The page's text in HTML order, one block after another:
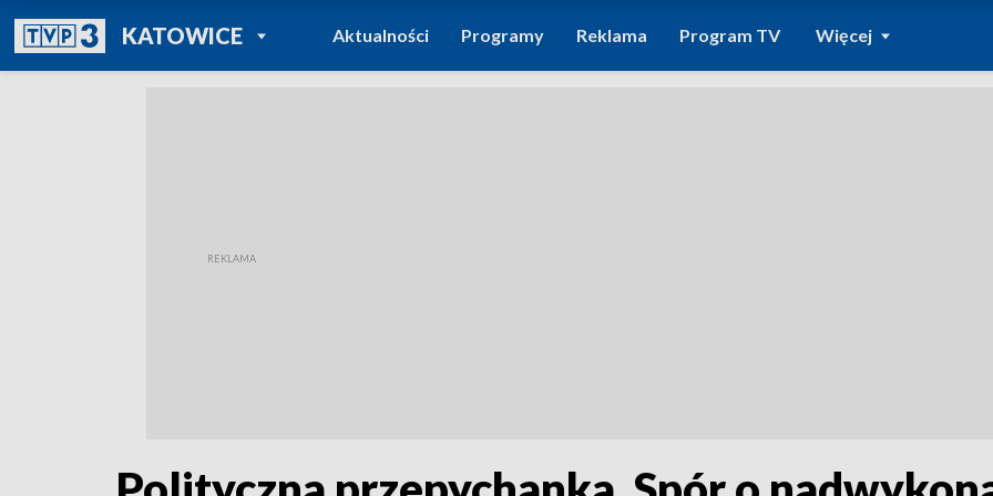
KATOWICEPOWRÓT DO
TVP REGIONY
Aktualności Programy Reklama Program TV Więcej